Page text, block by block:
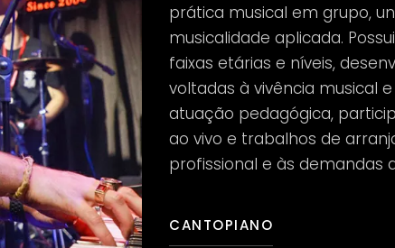
prática musical em grupo,
musicalidade aplicada.
faixas etárias e níveis,
voltadas à vivência musical
atuação pedagógica,
ao vivo e trabalhos de
profissional e às demandas
CANTOPIANO